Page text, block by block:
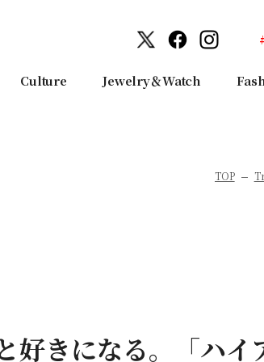
Culture Jewelry＆Watch
TOP
好きになる。「ハ